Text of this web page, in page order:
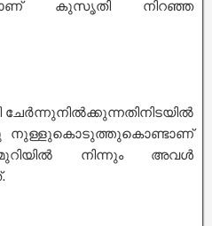
കുസൃതി നിറഞ്ഞ
നുള്ളുകൊടുത്തുകൊണ്ടാണ്
മുറിയിൽ നിന്നും അവൾ